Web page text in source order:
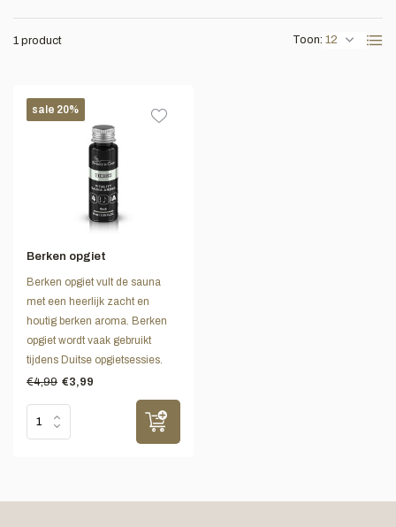
1 product Toon:
sale 20%
Berken opgiet
Berken opgiet vult de sauna
met een heerlijk zacht en
houtig berken aroma. Berken
opgiet wordt vaak gebruikt
tijdens Duitse opgietsessies.
€4,99 €3,99